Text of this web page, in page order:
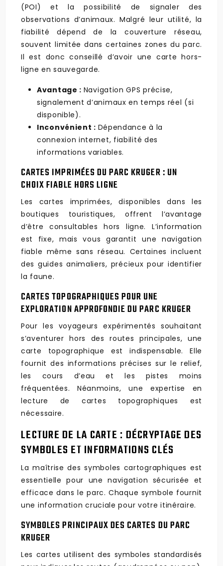
(POI) et la possibilité de signaler des
observations d’animaux. Malgré leur utilité, la
fiabilité dépend de la couverture réseau,
souvent limitée dans certaines zones du parc.
Il est donc conseillé d’avoir une carte hors-
ligne en sauvegarde.
Avantage : Navigation GPS précise,
signalement d’animaux en temps réel (si
disponible).
Inconvénient : Dépendance à la
connexion internet, fiabilité des
informations variables.
CARTES IMPRIMÉES DU PARC KRUGER : UN
CHOIX FIABLE HORS LIGNE
Les cartes imprimées, disponibles dans les
boutiques touristiques, offrent l’avantage
d’être consultables hors ligne. L’information
est fixe, mais vous garantit une navigation
fiable même sans réseau. Certaines incluent
des guides animaliers, précieux pour identifier
la faune.
CARTES TOPOGRAPHIQUES POUR UNE
EXPLORATION APPROFONDIE DU PARC KRUGER
Pour les voyageurs expérimentés souhaitant
s’aventurer hors des routes principales, une
carte topographique est indispensable. Elle
fournit des informations précises sur le relief,
les cours d’eau et les pistes moins
fréquentées. Néanmoins, une expertise en
lecture de cartes topographiques est
nécessaire.
LECTURE DE LA CARTE : DÉCRYPTAGE DES
SYMBOLES ET INFORMATIONS CLÉS
La maîtrise des symboles cartographiques est
essentielle pour une navigation sécurisée et
efficace dans le parc. Chaque symbole fournit
une information cruciale pour votre itinéraire.
SYMBOLES PRINCIPAUX DES CARTES DU PARC
KRUGER
Les cartes utilisent des symboles standardisés